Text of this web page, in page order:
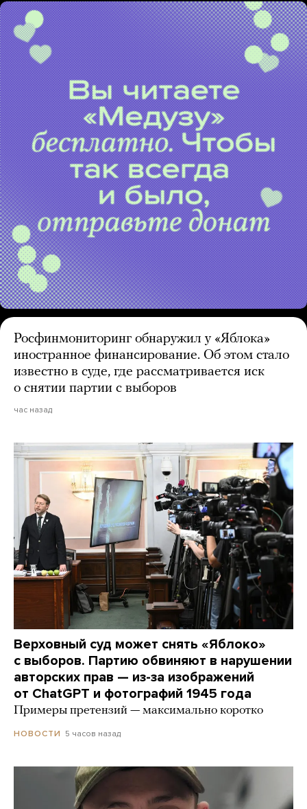
Росфинмониторинг обнаружил у «Яблока»
иностранное финансирование. Об этом стало
известно в суде, где рассматривается иск
о снятии партии с выборов
час назад
Верховный суд может снять «Яблоко»
с выборов. Партию обвиняют в нарушении
авторских прав — из-за изображений
от ChatGPT и фотографий 1945 года
Примеры претензий — максимально коротко
НОВОСТИ 5 часов назад